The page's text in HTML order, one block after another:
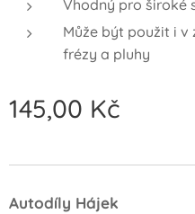
Vhodný pro široké
Může být použit i
frézy a pluhy
145,00 Kč
Autodíly Hájek